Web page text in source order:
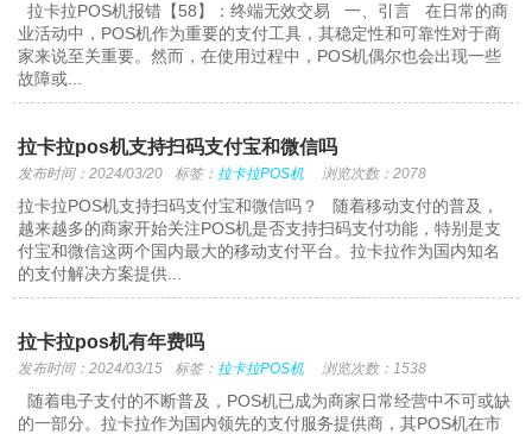
拉卡拉POS机报错【58】：终端无效交易 一、引言 在日常的商
业活动中，POS机作为重要的支付工具，其稳定性和可靠性对于商
家来说至关重要。然而，在使用过程中，POS机偶尔也会出现一些
故障或...
拉卡拉pos机支持扫码支付宝和微信吗
发布时间：2024/03/20 标签： 拉卡拉POS机 浏览次数：2078
拉卡拉POS机支持扫码支付宝和微信吗？ 随着移动支付的普及，
越来越多的商家开始关注POS机是否支持扫码支付功能，特别是支
付宝和微信这两个国内最大的移动支付平台。拉卡拉作为国内知名
的支付解决方案提供...
拉卡拉pos机有年费吗
发布时间：2024/03/15 标签： 拉卡拉POS机 浏览次数：1538
随着电子支付的不断普及，POS机已成为商家日常经营中不可或缺
的一部分。拉卡拉作为国内领先的支付服务提供商，其POS机在市